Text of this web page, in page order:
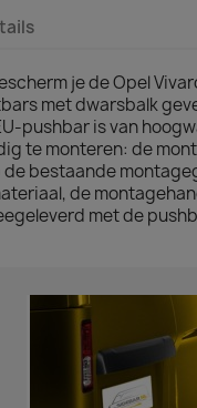
je de Opel
met dwarsbalk
pushbar is van
te monteren: de
bestaande
de
met de